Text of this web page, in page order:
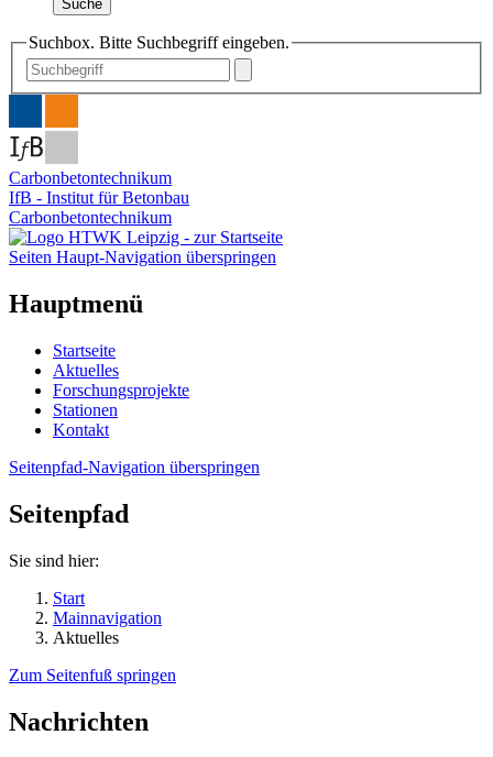
Suche
Suchbox. Bitte Suchbegriff eingeben.
Carbonbetontechnikum
IfB - Institut für Betonbau
Carbonbetontechnikum
Seiten Haupt-Navigation überspringen
Hauptmenü
Startseite
Aktuelles
Forschungsprojekte
Stationen
Kontakt
Seitenpfad-Navigation überspringen
Seitenpfad
Sie sind hier:
Start
Mainnavigation
Aktuelles
Zum Seitenfuß springen
Nachrichten